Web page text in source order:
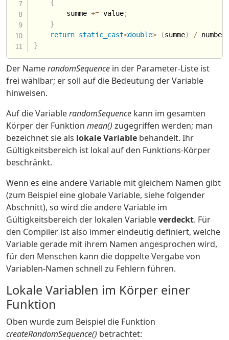
{
        summe
+= value;
}
return static_cast<double> (summe) / number
}
Der NamerandomSequence in der Parameter-Liste ist
frei wählbar; er soll auf die Bedeutung der Variable
hinweisen.
Auf die VariablerandomSequence kann im gesamten
Körper der Funktion mean() zugegriffen werden; man
bezeichnet sie als lokale Variable behandelt. Ihr
Gültigkeitsbereich ist lokal auf den Funktions-Körper
beschränkt.
Wenn es eine andere Variable mit gleichem Namen gibt
(zum Beispiel eine globale Variable, siehe folgender
Abschnitt), so wird die andere Variable im
Gültigkeitsbereich der lokalen Variableverdeckt. Für
den Compiler ist also immer eindeutig definiert, welche
Variable gerade mit ihrem Namen angesprochen wird,
für den Menschen kann die doppelte Vergabe von
Variablen-Namen schnell zu Fehlern führen.
Lokale Variablen im Körper einer
Funktion
Oben wurde zum Beispiel die Funktion
createRandomSequence() betrachtet: